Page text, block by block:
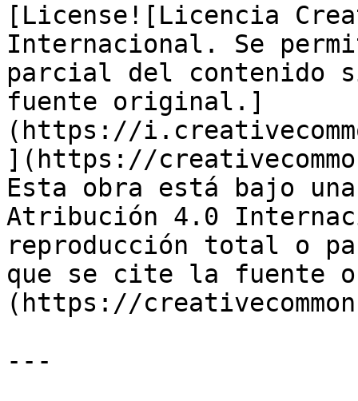
[License![Licencia
Internacional. Se
parcial del contenido
fuente original.]
(https://
](https://
Esta obra está bajo
Atribución 4.0
reproducción total o
que se cite la fuente
(https://
---